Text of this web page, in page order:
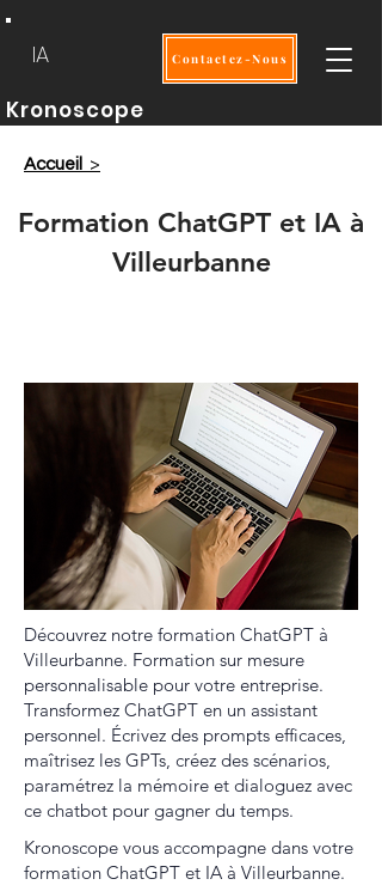
IA Contactez-Nous
Kronoscope
Accueil >
Formation ChatGPT et IA à
Villeurbanne
Découvrez notre formation ChatGPT à
Villeurbanne. Formation sur mesure
personnalisable pour votre entreprise.
Transformez ChatGPT en un assistant
personnel. Écrivez des prompts efficaces,
maîtrisez les GPTs, créez des scénarios,
paramétrez la mémoire et dialoguez avec
ce chatbot pour gagner du temps.
Kronoscope vous accompagne dans votre
formation ChatGPT et IA à Villeurbanne.